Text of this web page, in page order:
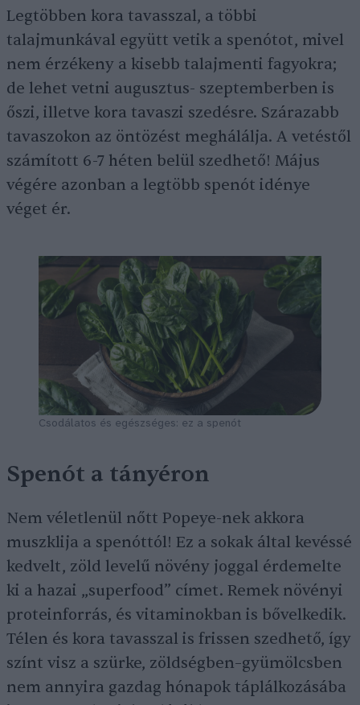
Legtöbben kora tavasszal, a többi
talajmunkával együtt vetik a spenótot, mivel
nem érzékeny a kisebb talajmenti fagyokra;
de lehet vetni augusztus- szeptemberben is
őszi, illetve kora tavaszi szedésre. Szárazabb
tavaszokon az öntözést meghálálja. A vetéstől
számított 6-7 héten belül szedhető! Május
végére azonban a legtöbb spenót idénye
véget ér.
Csodálatos és egészséges: ez a spenót
Spenót a tányéron
Nem véletlenül nőtt Popeye-nek akkora
muszklija a spenóttól! Ez a sokak által kevéssé
kedvelt, zöld levelű növény joggal érdemelte
ki a hazai „superfood” címet. Remek növényi
proteinforrás, és vitaminokban is bővelkedik.
Télen és kora tavasszal is frissen szedhető, így
színt visz a szürke, zöldségben–gyümölcsben
nem annyira gazdag hónapok táplálkozásába